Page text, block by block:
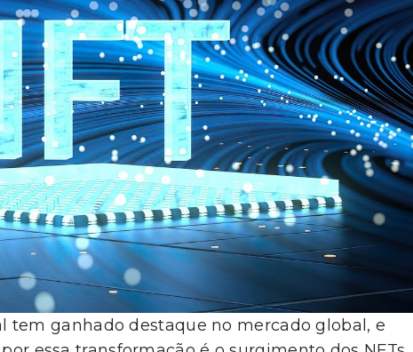
tem ganhado destaque no mercado global, e
essa transformação é o surgimento dos NFTs